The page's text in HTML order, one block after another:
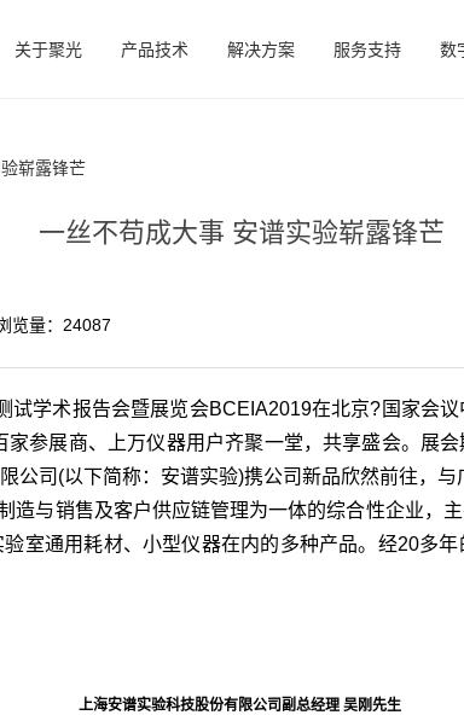
关于聚光 产品技术 解决方案 服务支持 数
崭露锋芒
一丝不苟成大事 安谱实验崭露锋芒
览量：24087
学术报告会暨展览会BCEIA2019在北京?国家会
家参展商、上万仪器用户齐聚一堂，共享盛会。
公司(以下简称：安谱实验)携公司新品欣然前往，与
与销售及客户供应链管理为一体的综合性企业，
室通用耗材、小型仪器在内的多种产品。经20多
上海安谱实验科技股份有限公司副总经理 吴刚先生